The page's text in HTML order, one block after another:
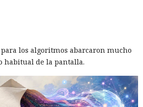
los algoritmos abarcaron mucho
habitual de la pantalla.